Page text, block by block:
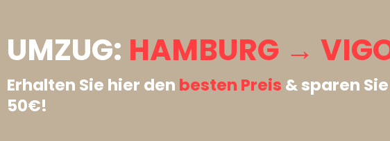
UMZUG: HAMBURG →
Erhalten Sie hier den besten Preis & sparen
50€!